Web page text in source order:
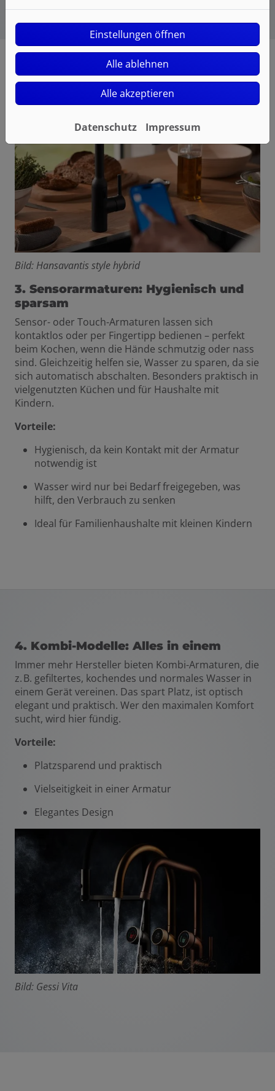
BiId: Hansavantis style hybrid
3. Sensorarmaturen: Hygienisch und
sparsam
Sensor- oder Touch-Armaturen lassen sich
kontaktlos oder per Fingertipp bedienen – perfekt
beim Kochen, wenn die Hände schmutzig oder nass
sind. Gleichzeitig helfen sie, Wasser zu sparen, da sie
sich automatisch abschalten. Besonders praktisch in
vielgenutzten Küchen und für Haushalte mit
Kindern.
Vorteile:
Hygienisch, da kein Kontakt mit der Armatur
notwendig ist
Wasser wird nur bei Bedarf freigegeben, was
hilft, den Verbrauch zu senken
Ideal für Familienhaushalte mit kleinen Kindern
4. Kombi-Modelle: Alles in einem
Immer mehr Hersteller bieten Kombi-Armaturen, die
z. B. gefiltertes, kochendes und normales Wasser in
einem Gerät vereinen. Das spart Platz, ist optisch
elegant und praktisch. Wer den maximalen Komfort
sucht, wird hier fündig.
Vorteile:
Platzsparend und praktisch
Vielseitigkeit in einer Armatur
Elegantes Design
Bild: Gessi Vita
Einstellungen öffnen
Alle ablehnen
Alle akzeptieren
Datenschutz Impressum